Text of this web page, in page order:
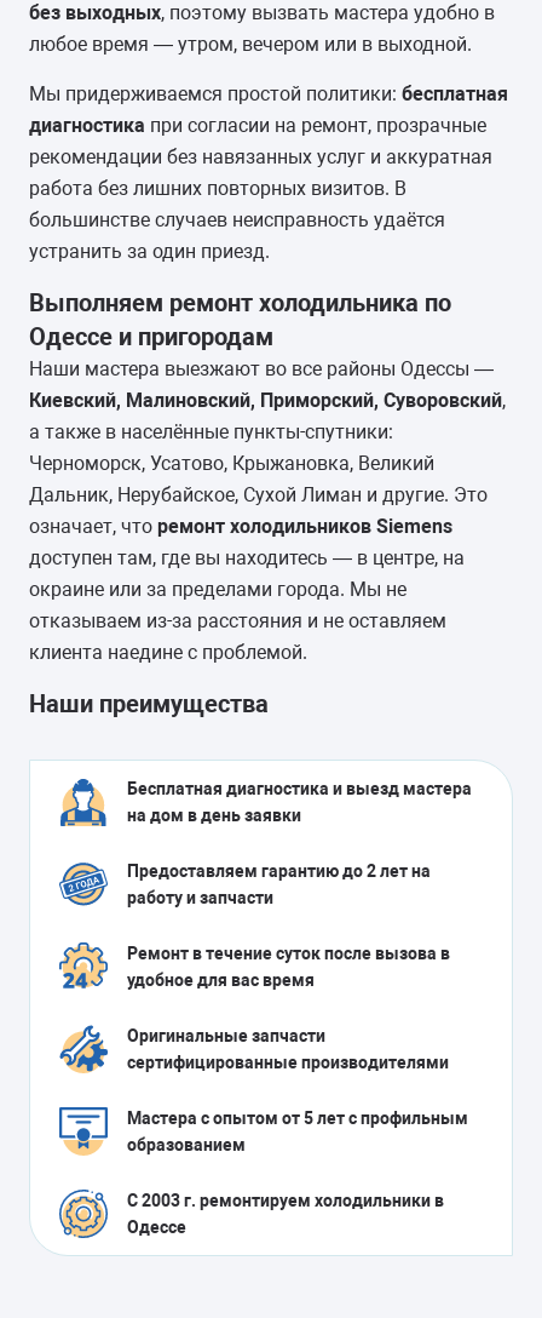
без выходных, поэтому вызвать мастера удобно в
любое время — утром, вечером или в выходной.
Мы придерживаемся простой политики: бесплатная
диагностика при согласии на ремонт, прозрачные
рекомендации без навязанных услуг и аккуратная
работа без лишних повторных визитов. В
большинстве случаев неисправность удаётся
устранить за один приезд.
Выполняем ремонт холодильника по
Одессе и пригородам
Наши мастера выезжают во все районы Одессы —
Киевский, Малиновский, Приморский, Суворовский,
а также в населённые пункты-спутники:
Черноморск, Усатово, Крыжановка, Великий
Дальник, Нерубайское, Сухой Лиман и другие. Это
означает, что ремонт холодильников Siemens
доступен там, где вы находитесь — в центре, на
окраине или за пределами города. Мы не
отказываем из-за расстояния и не оставляем
клиента наедине с проблемой.
Наши преимущества
Бесплатная диагностика и выезд мастера
на дом в день заявки
Предоставляем гарантию до 2 лет на
работу и запчасти
Ремонт в течение суток после вызова в
удобное для вас время
Оригинальные запчасти
сертифицированные производителями
Мастера с опытом от 5 лет с профильным
образованием
С 2003 г. ремонтируем холодильники в
Одессе